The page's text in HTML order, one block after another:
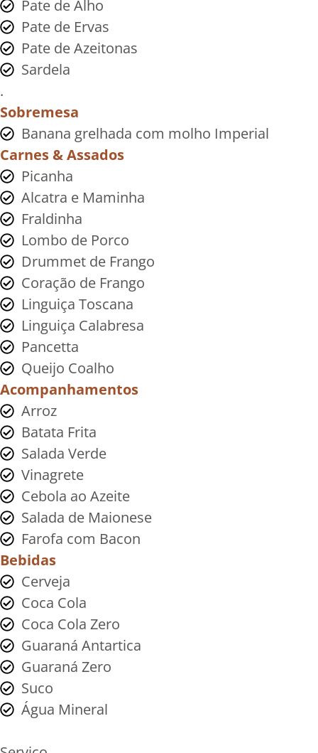
Pate de Alho
Pate de Ervas
Pate de Azeitonas
Sardela
.
Sobremesa
Banana grelhada com molho Imperial
Carnes & Assados
Picanha
Alcatra e Maminha
Fraldinha
Lombo de Porco
Drummet de Frango
Coração de Frango
Linguiça Toscana
Linguiça Calabresa
Pancetta
Queijo Coalho
Acompanhamentos
Arroz
Batata Frita
Salada Verde
Vinagrete
Cebola ao Azeite
Salada de Maionese
Farofa com Bacon
Bebidas
Cerveja
Coca Cola
Coca Cola Zero
Guaraná Antartica
Guaraná Zero
Suco
Água Mineral